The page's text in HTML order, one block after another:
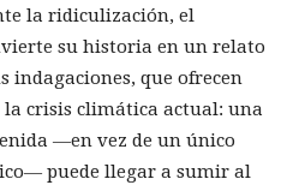
la ridiculización, el
su historia en un relato
indagaciones, que ofrecen
crisis climática actual: una
―en vez de un único
puede llegar a sumir al